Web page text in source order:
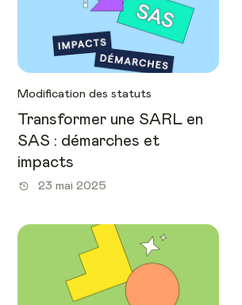
Modification des statuts
Transformer une SARL en
SAS : démarches et
impacts
23 mai 2025